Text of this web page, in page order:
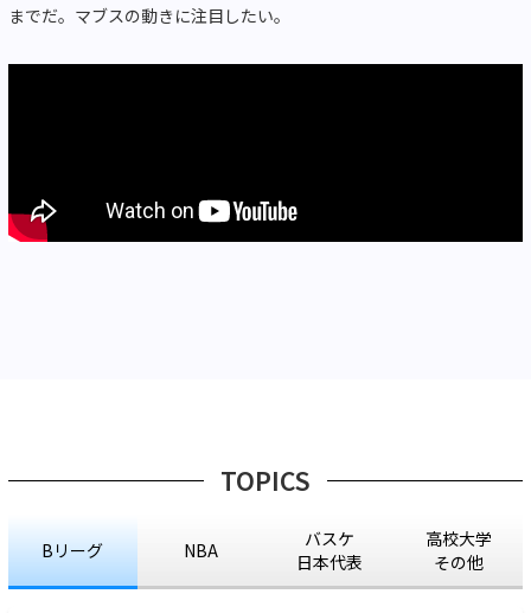
までだ。マブスの動きに注目したい。
TOPICS
Bリーグ NBA
バスケ
日本代表
高校大学
その他